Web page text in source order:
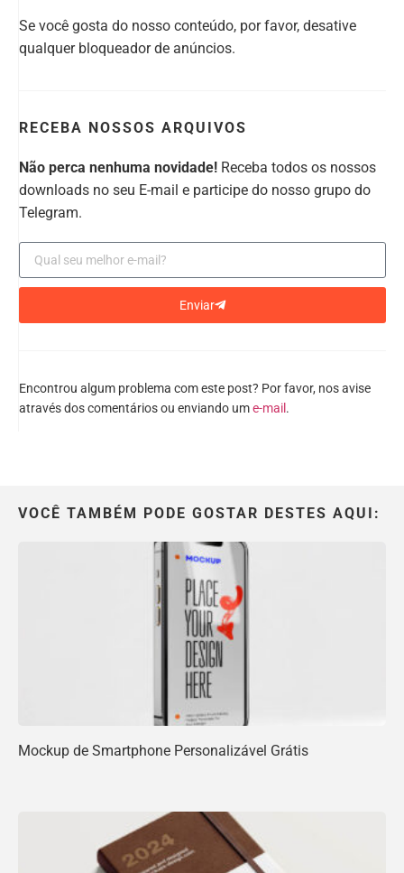
Se você gosta do nosso conteúdo, por favor, desative
qualquer bloqueador de anúncios.
RECEBA NOSSOS ARQUIVOS
Não perca nenhuma novidade! Receba todos os nossos
downloads no seu E-mail e participe do nosso grupo do
Telegram.
Enviar
Encontrou algum problema com este post? Por favor, nos avise
através dos comentários ou enviando ume-mail .
VOCÊ TAMBÉM PODE GOSTAR DESTES AQUI:
Mockup de Smartphone Personalizável Grátis